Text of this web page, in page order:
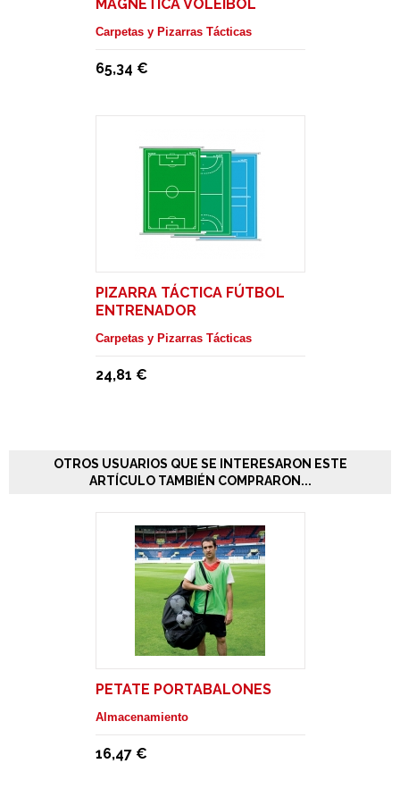
MAGNÉTICA VOLEIBOL
Carpetas y Pizarras Tácticas
65,34 €
PIZARRA TÁCTICA FÚTBOL
ENTRENADOR
Carpetas y Pizarras Tácticas
24,81 €
OTROS USUARIOS QUE SE INTERESARON ESTE
ARTÍCULO TAMBIÉN COMPRARON...
PETATE PORTABALONES
Almacenamiento
16,47 €